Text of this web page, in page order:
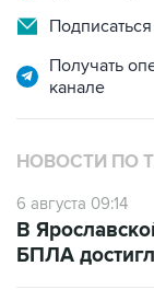
Получать
канале
НОВОСТИ ПО
6 августа 09:14
В
БПЛА